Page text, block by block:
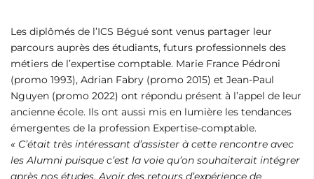
Les diplômés de l’ICS Bégué sont venus partager leur
parcours auprès des étudiants, futurs professionnels des
métiers de l’expertise comptable. Marie France Pédroni
(promo 1993), Adrian Fabry (promo 2015) et Jean-Paul
Nguyen (promo 2022) ont répondu présent à l’appel de leur
ancienne école. Ils ont aussi mis en lumière les tendances
émergentes de la profession Expertise-comptable.
« C’était très intéressant d’assister à cette rencontre avec
les Alumni puisque c’est la voie qu’on souhaiterait intégrer
après nos études. Avoir des retours d’expérience de